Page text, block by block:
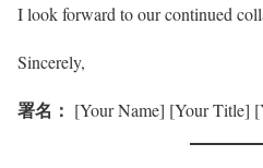
I look forward to our continued
Sincerely,
署名： [Your Name] [Your Title]